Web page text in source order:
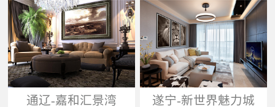
通辽-嘉和汇景湾 遂宁-新世界魅力城